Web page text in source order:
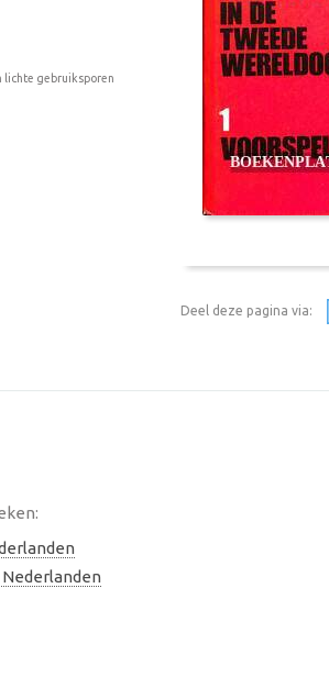
lichte gebruiksporen
Deel deze pagina via: